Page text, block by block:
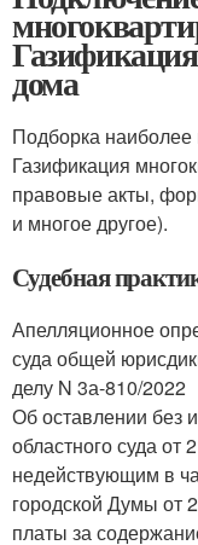
дома
Подборка
Газификация
правовые акты,
и многое другое).
Судебная
Апелляционное
суда общей
делу N 3а-810/2022
Об оставлении без
областного суда от
недействующим в
городской Думы от
платы за